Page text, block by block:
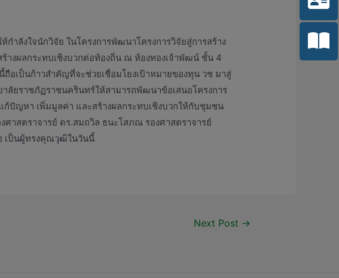
ำลังใจนักวิจัย ในโครงการพัฒนาโครงการวิจัยสู่การสร้าง
างผลกระทบเชิงบวกต่อท้องถิ่น ณ ห้องทองเจ้าพัฒน์ ชั้น 4
อเป็นก้าวสำคัญที่จะช่วยเชื่อมโยงเป้าหมายของทุน วช มาสู่
ลัยราชภัฏราชนครินทร์ให้สามารถพัฒนาข้อเสนอโครงการ
ญหา เพิ่มมูลค่า และสร้างผลกระทบเชิงบวกให้กับชุมชน
าสตราจารย์ ดร.สมถวิล ธนะโสภณ รองศาสตราจารย์
เป็นผู้ทรงคุณวุฒิในวันนี้
Next Post →